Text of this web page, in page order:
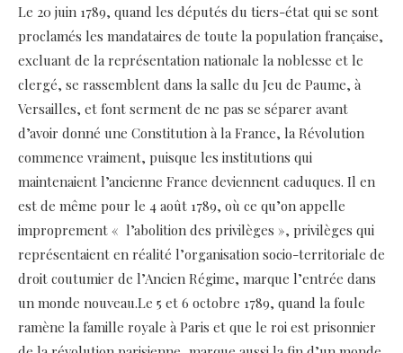
Le 20 juin 1789, quand les députés du tiers-état qui se sont
proclamés les mandataires de toute la population française,
excluant de la représentation nationale la noblesse et le
clergé, se rassemblent dans la salle du Jeu de Paume, à
Versailles, et font serment de ne pas se séparer avant
d’avoir donné une Constitution à la France, la Révolution
commence vraiment, puisque les institutions qui
maintenaient l’ancienne France deviennent caduques. Il en
est de même pour le 4 août 1789, où ce qu’on appelle
improprement « l’abolition des privilèges », privilèges qui
représentaient en réalité l’organisation socio-territoriale de
droit coutumier de l’Ancien Régime, marque l’entrée dans
un monde nouveau.Le 5 et 6 octobre 1789, quand la foule
ramène la famille royale à Paris et que le roi est prisonnier